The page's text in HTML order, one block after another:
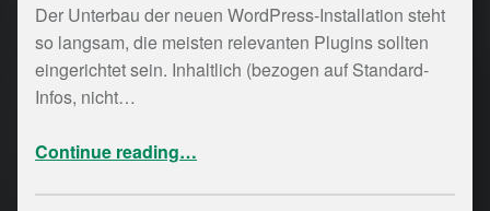
Der Unterbau der neuen WordPress-Installation steht
so langsam, die meisten relevanten Plugins sollten
eingerichtet sein. Inhaltlich (bezogen auf Standard-
Infos, nicht…
Continue reading…